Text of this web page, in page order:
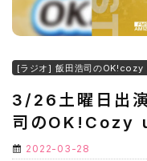
[ラジオ] 飯田浩司のOK!cozy
3/26土曜日出
司のOK!Cozy
2022-03-28